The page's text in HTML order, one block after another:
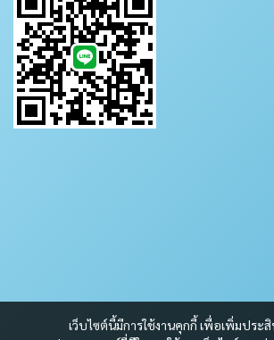
เว็บไซต์นี้มีการใช้งานคุกกี้ เพื่อเพิ่มประ